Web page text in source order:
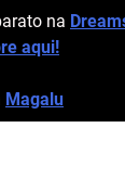
na
aqui!
Magalu
institucional